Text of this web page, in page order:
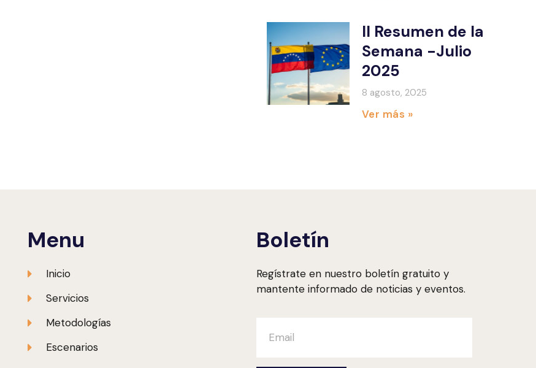
II Resumen de la
Semana -Julio
2025
8 agosto, 2025
Ver más »
Menu
Inicio
Servicios
Metodologías
Escenarios
Boletín
Regístrate en nuestro boletín gratuito y
mantente informado de noticias y eventos.